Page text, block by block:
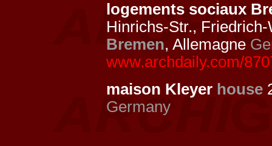
logements sociaux
Hinrichs-Str.,
Bremen, Allemagne
www.archdaily.com/
maison Kleyer house
Germany